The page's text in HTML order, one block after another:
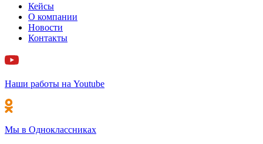
Кейсы
О компании
Новости
Контакты
Наши работы на Youtube
Мы в Одноклассниках